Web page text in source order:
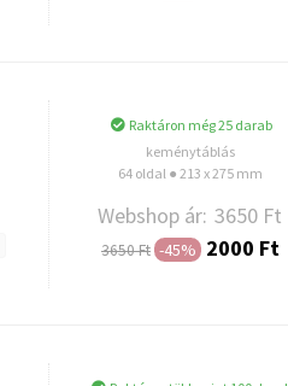
Raktáron még 25 darab
keménytáblás
64 oldal ● 213 x 275 mm
Webshop ár: 3650 Ft
3650 Ft -45% 2000 Ft